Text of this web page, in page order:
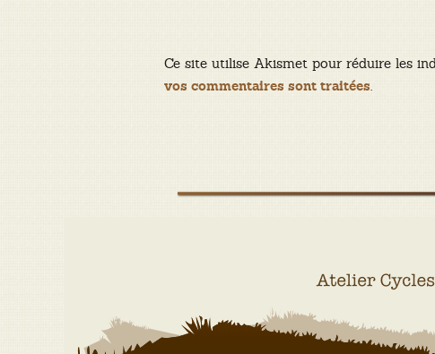
Ce site utilise Akismet pour réduire les
vos commentaires sont traitées.